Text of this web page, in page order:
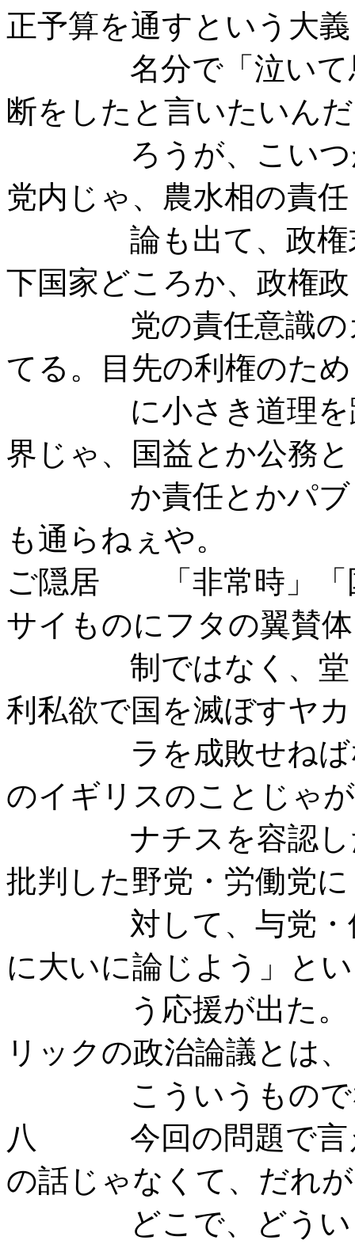
正予算を通すという大義
名分で「泣いて馬
断をしたと言いたいんだ
ろうが、こいつが
党内じゃ、農水相の責任
論も出て、政権末
下国家どころか、政権政
党の責任意識のカ
てる。目先の利権のため
に小さき道理を蹴
界じゃ、国益とか公務と
か責任とかパブリ
も通らねぇや。
ご隠居 「非常時」「
サイものにフタの翼賛体
制ではなく、堂々
利私欲で国を滅ぼすヤカ
ラを成敗せねばな
のイギリスのことじゃ
ナチスを容認した
批判した野党・労働党に
対して、与党・保
に大いに論じよう」とい
う応援が出た。「
リックの政治論議とは、
こういうものでな
八 今回の問題で言え
の話じゃなくて、だれが
どこで、どういう